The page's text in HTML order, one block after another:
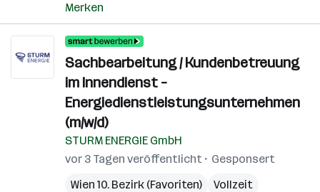
Merken
Sachbearbeitung / Kundenbetreuung
im Innendienst –
Energiedienstleistungsunternehmen
(m/w/d)
STURM ENERGIE GmbH
vor 3 Tagen veröffentlicht
Gesponsert
Wien 10. Bezirk (Favoriten)
Vollzeit